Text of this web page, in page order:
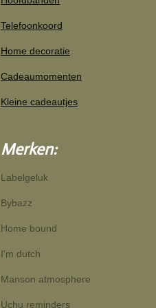
Telefoonkoord
Home decoratie
Cadeaumomenten
Kleine cadeautjes
Merken:
Labelgeluk
Bybazz
Home bound
I'm dutch
Manson atmosphere
Uchu reminders